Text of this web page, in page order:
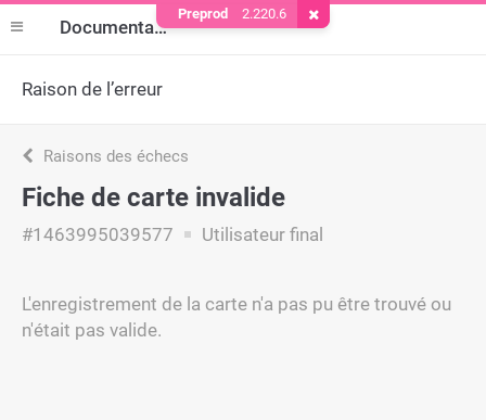
Documentation
Raison de l’erreur
Raisons des échecs
Fiche de carte invalide
#1463995039577 Utilisateur final
L'enregistrement de la carte n'a pas pu être trouvé ou
n'était pas valide.
Preprod 2.220.6 Supprimer le cookie